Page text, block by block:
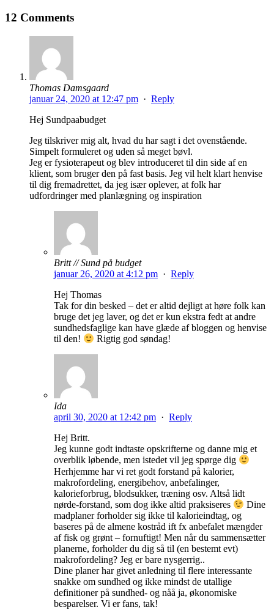
12 Comments
Thomas Damsgaard
januar 24, 2020 at 12:47 pm · Reply
Hej Sundpaabudget
Jeg tilskriver mig alt, hvad du har sagt i det ovenstående.
Simpelt formuleret og uden så meget bøvl.
Jeg er fysioterapeut og blev introduceret til din side af en
klient, som bruger den på fast basis. Jeg vil helt klart henvise
til dig fremadrettet, da jeg især oplever, at folk har
udfordringer med planlægning og inspiration
Britt // Sund på budget
januar 26, 2020 at 4:12 pm · Reply
Hej Thomas
Tak for din besked – det er altid dejligt at høre folk kan
bruge det jeg laver, og det er kun ekstra fedt at andre
sundhedsfaglige kan have glæde af bloggen og henvise
til den!
Rigtig god søndag!
Ida
april 30, 2020 at 12:42 pm · Reply
Hej Britt.
Jeg kunne godt indtaste opskrifterne og danne mig et
overblik løbende, men istedet vil jeg spørge dig
Herhjemme har vi ret godt forstand på kalorier,
makrofordeling, energibehov, anbefalinger,
kalorieforbrug, blodsukker, træning osv. Altså lidt
nørde-forstand, som dog ikke altid praksiseres
Dine
madplaner forholder sig ikke til kalorieindtag, og
baseres på de almene kostråd ift fx anbefalet mængder
af fisk og grønt – fornuftigt! Men når du sammensætter
planerne, forholder du dig så til (en bestemt evt)
makrofordeling? Jeg er bare nysgerrig..
Dine planer har givet anledning til flere interessante
snakke om sundhed og ikke mindst de utallige
definitioner på sundhed- og nåå ja, økonomiske
besparelser. Vi er fans, tak!